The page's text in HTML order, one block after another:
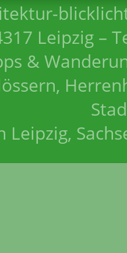
Leipzig –
&
Leipzig,